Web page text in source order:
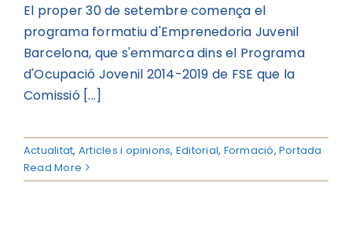
El proper 30 de setembre comença el
programa formatiu d'Emprenedoria Juvenil
Barcelona, que s'emmarca dins el Programa
d'Ocupació Jovenil 2014-2019 de FSE que la
Comissió [...]
Actualitat, Articles i opinions, Editorial, Formació, Portada
Read More